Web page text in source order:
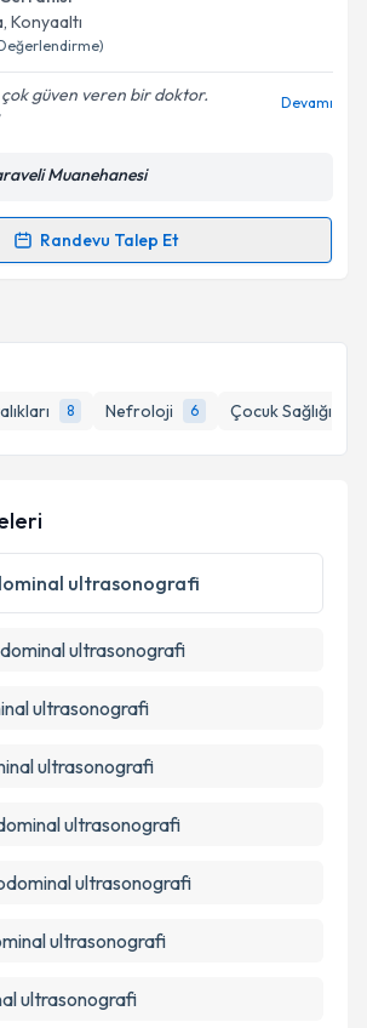
8 Nefroloji 6 Çocuk Sağlığı ve
Takvim Talebini Gönder
e-posta ile bilgilendireceğiz.
işlenmesine ilişkin
işlenmesini kabul ediyorum.
, Konyaaltı
güven veren bir doktor.
Devamı
Muanehanesi
Randevu Talep Et
Talebi
takvim hazırlandığında e-posta ile
işlenmesine ilişkin
okudum ve kişisel verilerimin belirtilen
Takvim Talebini Gönder
ultrasonografi
ultrasonografi
ultrasonografi
ultrasonografi
ultrasonografi
ultrasonografi
ultrasonografi
ultrasonografi